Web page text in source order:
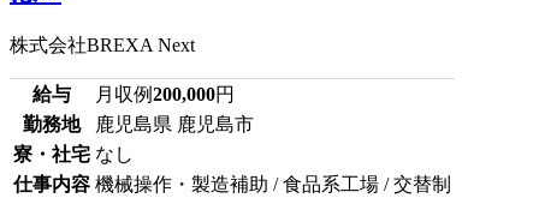
株式会社BREXA Next
給与 月収例200,000円
勤務地
鹿児島県 鹿児島市
寮・社宅 なし
仕事内容 機械操作・製造補助 / 食品系工場 / 交替制